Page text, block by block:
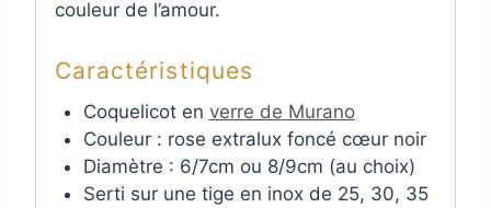
couleur de l’amour.
Caractéristiques
Coquelicot en verre de Murano
Couleur : rose extralux foncé cœur noir
Diamètre : 6/7cm ou 8/9cm (au choix)
Serti sur une tige en inox de 25, 30, 35